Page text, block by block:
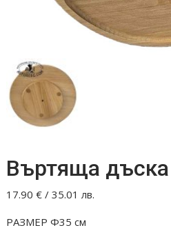
Въртяща
17.90€ / 35.01 лв.
РАЗМЕР Ф35 см